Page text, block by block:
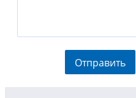
Отправить